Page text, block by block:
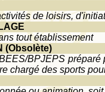
de loisirs,
tout établissement
(Obsolète)
BPJEPS
chargé des sports